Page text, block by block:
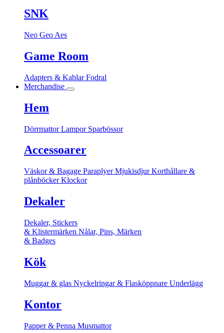
SNK
Neo Geo Aes
Game Room
Adapters & KablarFodral
Merchandise
Hem
DörrmattorLampor Sparbössor
Accessoarer
Väskor & Bagage ParaplyerMjukisdjurKorthållare &
plånböckerKlockor
Dekaler
Dekaler, Stickers
& Klistermärken Nålar, Pins, Märken
& Badges
Kök
Muggar & glas Nyckelringar & Flasköppnare Underlägg
Kontor
Papper & Penna Musmattor